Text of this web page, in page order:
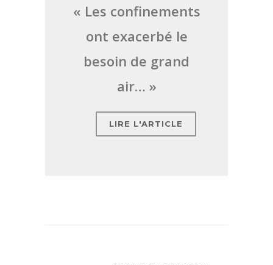
« Les confinements
ont exacerbé le
besoin de grand
air… »
LIRE L'ARTICLE